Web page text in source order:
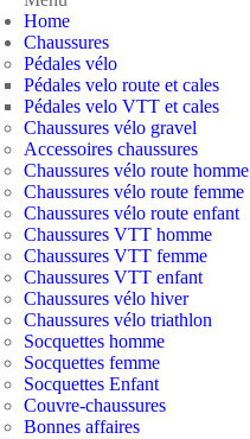
Home
Chaussures
Pédales vélo
Pédales velo route et cales
Pédales velo VTT et cales
Chaussures vélo gravel
Accessoires chaussures
Chaussures vélo route homme
Chaussures vélo route femme
Chaussures vélo route enfant
Chaussures VTT homme
Chaussures VTT femme
Chaussures VTT enfant
Chaussures vélo hiver
Chaussures vélo triathlon
Socquettes homme
Socquettes femme
Socquettes Enfant
Couvre-chaussures
Bonnes affaires